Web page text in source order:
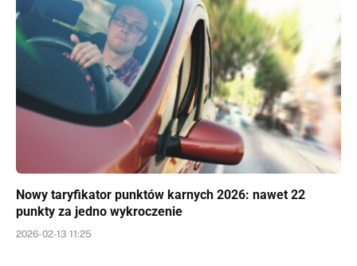
Nowy taryfikator punktów karnych 2026: nawet 22
punkty za jedno wykroczenie
2026-02-13 11:25